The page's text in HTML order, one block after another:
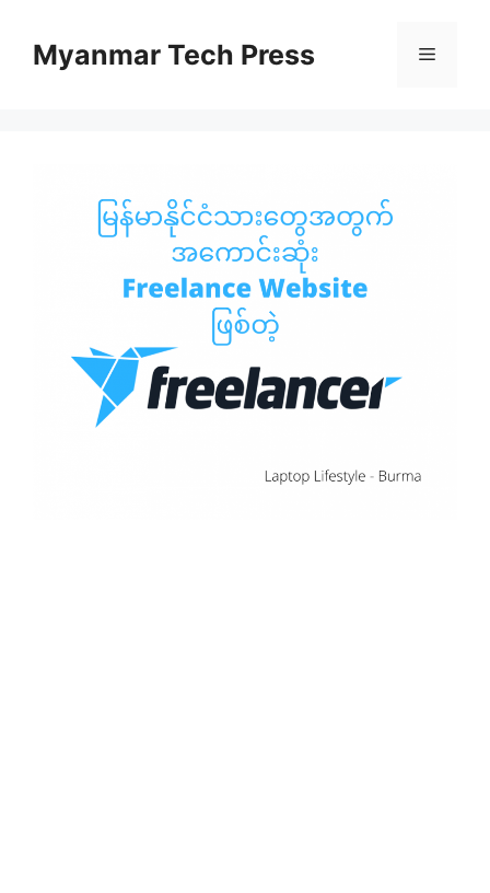
contentMyanmar Tech Press Menu